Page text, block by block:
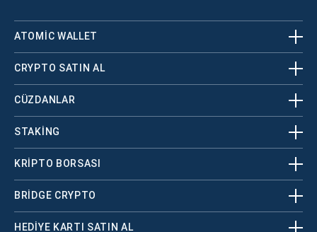
ATOMIC WALLET
CRYPTO SATIN AL
CÜZDANLAR
STAKING
KRİPTO BORSASI
BRIDGE CRYPTO
HEDIYE KARTI SATIN AL